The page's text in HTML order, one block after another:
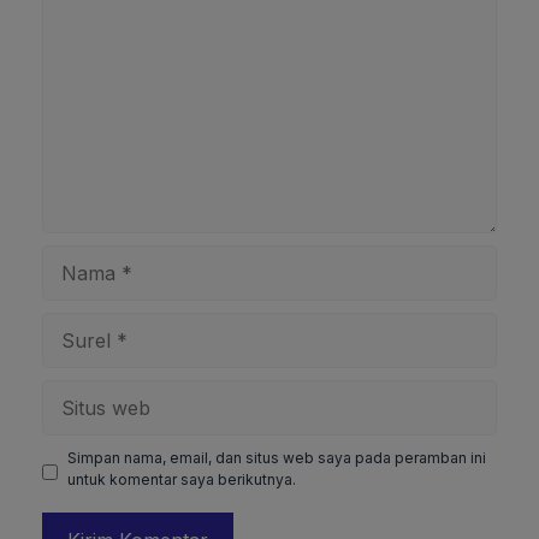
Simpan nama, email, dan situs web saya pada peramban ini
untuk komentar saya berikutnya.